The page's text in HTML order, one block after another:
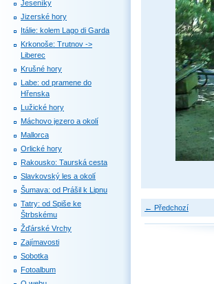
← Předchozí
Jeseníky
Jizerské hory
Itálie: kolem Lago di Garda
Krkonoše: Trutnov ->
Liberec
Krušné hory
Labe: od pramene do
Hřenska
Lužické hory
Máchovo jezero a okolí
Mallorca
Orlické hory
Rakousko: Taurská cesta
Slavkovský les a okolí
Šumava: od Prášil k Lipnu
Tatry: od Spiše ke
Štrbskému
Žďárské Vrchy
Zajímavosti
Sobotka
Fotoalbum